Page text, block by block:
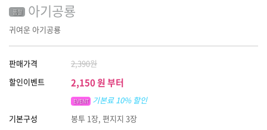
품절 아기공룡
귀여운 아기공룡
판매가격 2,390원
할인이벤트
2,150원 부터
EVENT 기본료 10% 할인
기본구성
봉투 1장, 편지지 3장